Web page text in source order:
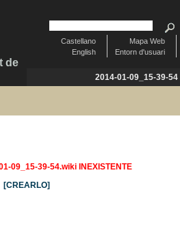
de
Mapa Web
Entorn d'usuari
Castellano
English
2014-01-09_15-39-54
09_15-39-54.wiki INEXISTENTE
[CREARLO]